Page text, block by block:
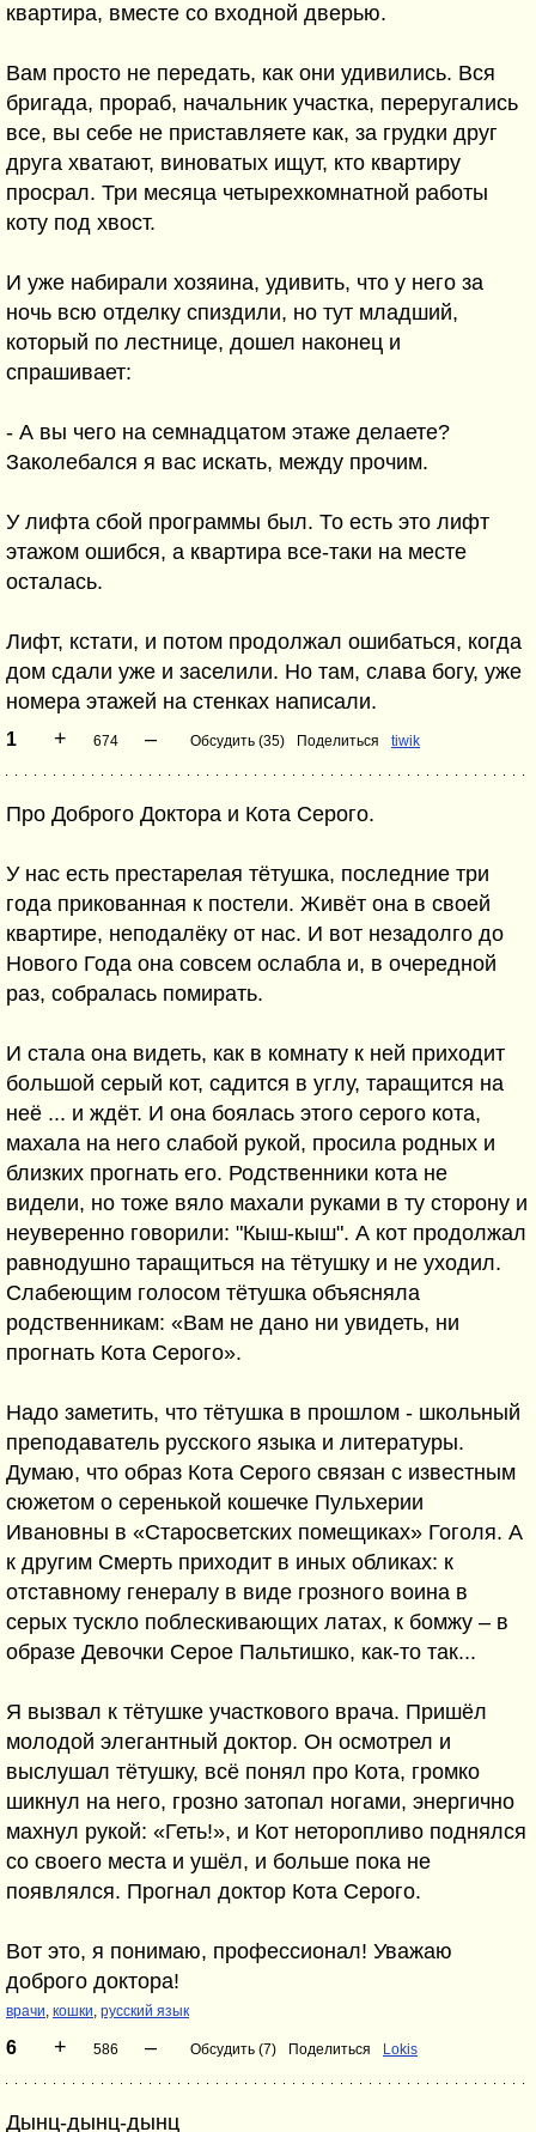
квартира, вместе со входной дверью.
Вам просто не передать, как они удивились. Вся
бригада, прораб, начальник участка, переругались
все, вы себе не приставляете как, за грудки друг
друга хватают, виноватых ищут, кто квартиру
просрал. Три месяца четырехкомнатной работы
коту под хвост.
И уже набирали хозяина, удивить, что у него за
ночь всю отделку спиздили, но тут младший,
который по лестнице, дошел наконец и
спрашивает:
- А вы чего на семнадцатом этаже делаете?
Заколебался я вас искать, между прочим.
У лифта сбой программы был. То есть это лифт
этажом ошибся, а квартира все-таки на месте
осталась.
Лифт, кстати, и потом продолжал ошибаться, когда
дом сдали уже и заселили. Но там, слава богу, уже
номера этажей на стенках написали.
1 + 674 – Обсудить (35) Поделиться tiwik
Про Доброго Доктора и Кота Серого.
У нас есть престарелая тётушка, последние три
года прикованная к постели. Живёт она в своей
квартире, неподалёку от нас. И вот незадолго до
Нового Года она совсем ослабла и, в очередной
раз, собралась помирать.
И стала она видеть, как в комнату к ней приходит
большой серый кот, садится в углу, таращится на
неё ... и ждёт. И она боялась этого серого кота,
махала на него слабой рукой, просила родных и
близких прогнать его. Родственники кота не
видели, но тоже вяло махали руками в ту сторону и
неуверенно говорили: "Кыш-кыш". А кот продолжал
равнодушно таращиться на тётушку и не уходил.
Слабеющим голосом тётушка объясняла
родственникам: «Вам не дано ни увидеть, ни
прогнать Кота Серого».
Надо заметить, что тётушка в прошлом - школьный
преподаватель русского языка и литературы.
Думаю, что образ Кота Серого связан с известным
сюжетом о серенькой кошечке Пульхерии
Ивановны в «Старосветских помещиках» Гоголя. А
к другим Смерть приходит в иных обликах: к
отставному генералу в виде грозного воина в
серых тускло поблескивающих латах, к бомжу – в
образе Девочки Серое Пальтишко, как-то так...
Я вызвал к тётушке участкового врача. Пришёл
молодой элегантный доктор. Он осмотрел и
выслушал тётушку, всё понял про Кота, громко
шикнул на него, грозно затопал ногами, энергично
махнул рукой: «Геть!», и Кот неторопливо поднялся
со своего места и ушёл, и больше пока не
появлялся. Прогнал доктор Кота Серого.
Вот это, я понимаю, профессионал! Уважаю
доброго доктора!
врачи, кошки, русский язык
6 + 586 – Обсудить (7) Поделиться Lokis
Дынц-дынц-дынц